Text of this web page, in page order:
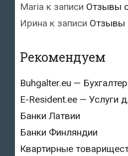
Maria к записи Отзывы
Ирина к записи Отзывы
Рекомендуем
Buhgalter.eu —
E-Resident.ee — Услуги
Банки Латвии
Банки Финляндии
Квартирные